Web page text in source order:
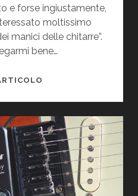
e forse ingiustamente,
moltissimo
manici delle chitarre”.
bene…
:
MOSTRIAMO
LE
DIFFERENZE